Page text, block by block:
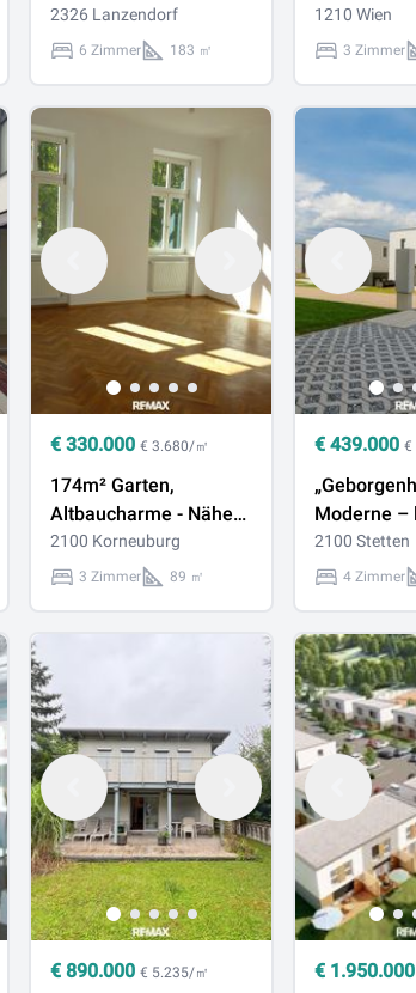
Pool, Garten, Garage &
6 Zimmer
2326 Lanzendorf
6 Zimmer 183 ㎡
– Gepflegte
1210 Wien
3 Zimmer
€330.000 € 3.680/㎡
174m² Garten,
Altbaucharme - Nähe
Hauptplatz, vermietet
bis 10/2029
2100 Korneuburg
3 Zimmer 89 ㎡
€ 439.000 €
Moderne –
Zuhause für
2100 Stetten
4 Zimmer
€890.000 € 5.235/㎡ € 1.950.000